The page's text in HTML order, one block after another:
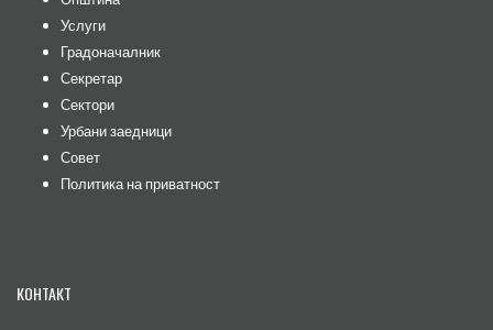
Услуги
Градоначалник
Секретар
Сектори
Урбани заедници
Совет
Политика на приватност
КОНТАКТ